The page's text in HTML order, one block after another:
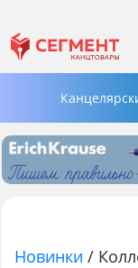
Новинки /